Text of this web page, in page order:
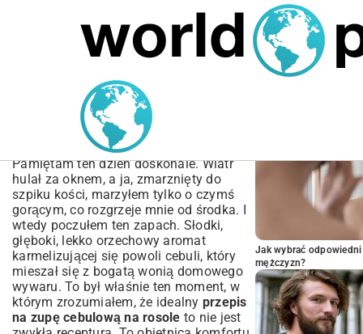
MARIUSZ ŁAMAGA 05.10.2025
Przepis na Zupę Cebulową
na Rosole: Klasyczny
Smak Krok po Kroku
Pamiętam ten dzień doskonale. Wiatr
hulał za oknem, a ja, zmarznięty do
szpiku kości, marzyłem tylko o czymś
gorącym, co rozgrzeje mnie od środka. I
wtedy poczułem ten zapach. Słodki,
głęboki, lekko orzechowy aromat
karmelizującej się powoli cebuli, który
mieszał się z bogatą wonią domowego
wywaru. To był właśnie ten moment, w
którym zrozumiałem, że idealny przepis
na zupę cebulową na rosole to nie jest
Jak wybrać
mężczyzn?